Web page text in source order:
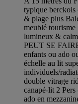
typique berckois
& plage plus
meublé
lumineux &
PEUT SE
enfants ou ado
échelle au lit
individuels/
double vitrage
canapé-lit 2
ado en